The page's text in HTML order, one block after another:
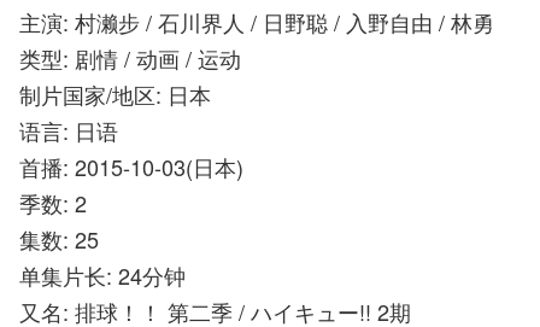
主演: 村濑步 / 石川界人 / 日野聪 / 入野自由 / 林勇
类型: 剧情 / 动画 / 运动
制片国家/地区: 日本
语言: 日语
首播: 2015-10-03(日本)
季数: 2
集数: 25
单集片长: 24分钟
又名: 排球！！ 第二季 / ハイキュー!! 2期